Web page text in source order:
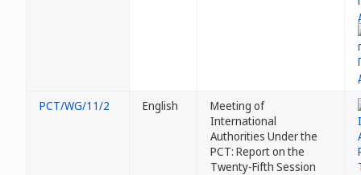
PCT/WG/11/2 English
Meeting of
International
Authorities Under the
PCT: Report on the
Twenty-Fifth Session